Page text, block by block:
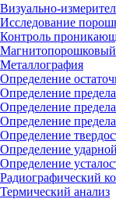
Визуально-
Исследование
Контроль
Магнитопорошковый
Металлография
Определение
Определение
Определение
Определение
Определение
Определение
Определение
Радиографический
Термический анализ